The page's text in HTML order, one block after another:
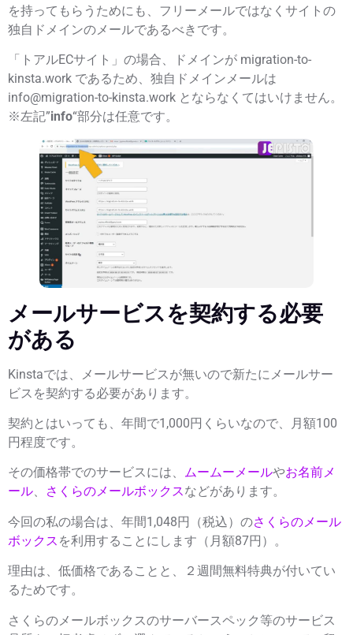
を持ってもらうためにも、フリーメールではなくサイトの
独自ドメインのメールであるべきです。
「トアルECサイト」の場合、ドメインが migration-to-
kinsta.work であるため、独自ドメインメールは
info@migration-to-kinsta.work とならなくてはいけません。
※左記”info“部分は任意です。
メールサービスを契約する必要
がある
Kinstaでは、メールサービスが無いので新たにメールサー
ビスを契約する必要があります。
契約とはいっても、年間で1,000円くらいなので、
月額100
円程度です。
その価格帯でのサービスには、 ムームーメールやお名前メ
ール、 さくらのメールボックスなどがあります。
今回の私の場合は、年間1,048円（税込）のさくらのメール
ボックス を利用することにします（月額87円）。
理由は、低価格であることと、２週間無料特典が付いてい
るためです。
さくらのメールボックスのサーバースペック等のサービス